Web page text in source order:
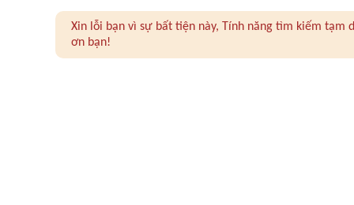
Xin lỗi bạn vì sự bất tiện này, Tính năng tìm kiếm
ơn bạn!